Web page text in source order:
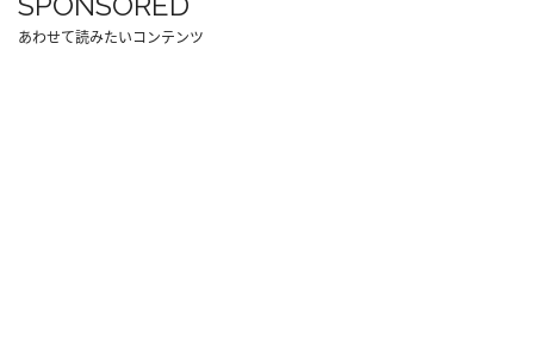
あわせて読みたいコンテンツ